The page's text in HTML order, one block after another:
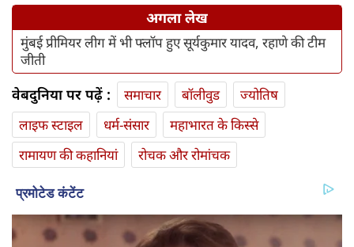
अगला लेख
मुंबई प्रीमियर लीग में भी फ्लॉप हुए सूर्यकुमार यादव, रहाणे की टीम
जीती
वेबदुनिया पर पढ़ें : समाचार बॉलीवुड
ज्योतिष
लाइफ स्‍टाइल
धर्म-संसार
महाभारत के किस्से
रामायण की कहानियां
रोचक और रोमांचक